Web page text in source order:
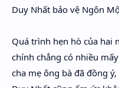
Duy Nhất bảo vệ Ngôn
Quá trình hẹn hò của hai
chính chẳng có nhiều
cha mẹ ông bà đã đồng